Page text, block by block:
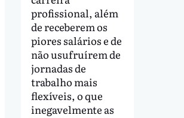
profissional, além
de receberem os
piores salários e de
não usufruírem de
jornadas de
trabalho mais
flexíveis, o que
inegavelmente as